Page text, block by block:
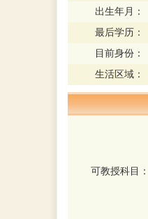
出生年月：
最后学历：
目前身份：
生活区域：
可教授科目：